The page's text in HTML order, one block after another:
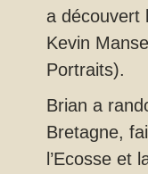
a découvert
Kevin
Portraits).
Brian a
Bretagne,
l’Ecosse et